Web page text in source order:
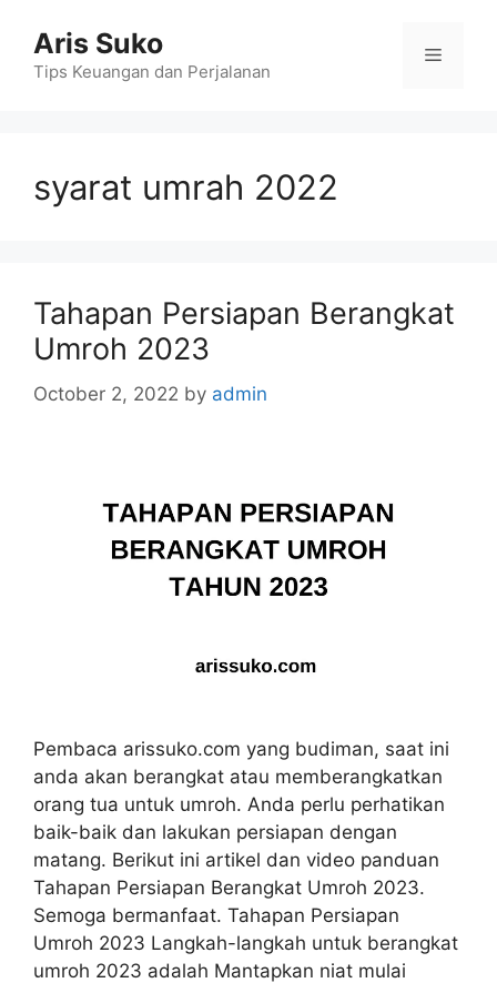
content
Aris Suko
Tips Keuangan dan Perjalanan
Menu
syarat umrah 2022
Tahapan Persiapan Berangkat
Umroh 2023
October 2, 2022 by admin
Pembaca arissuko.com yang budiman, saat ini
anda akan berangkat atau memberangkatkan
orang tua untuk umroh. Anda perlu perhatikan
baik-baik dan lakukan persiapan dengan
matang. Berikut ini artikel dan video panduan
Tahapan Persiapan Berangkat Umroh 2023.
Semoga bermanfaat. Tahapan Persiapan
Umroh 2023 Langkah-langkah untuk berangkat
umroh 2023 adalah Mantapkan niat mulai